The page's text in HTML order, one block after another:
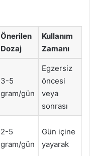
Önerilen
Dozaj
Kullanım
Zamanı
3-5
gram/gün
Egzersiz
öncesi
veya
sonrası
2-5
gram/gün
Gün içine
yayarak